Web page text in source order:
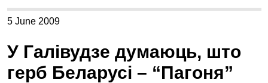
5 June 2009
У Галівудзе думаюць, што
герб Беларусі – “Пагоня”